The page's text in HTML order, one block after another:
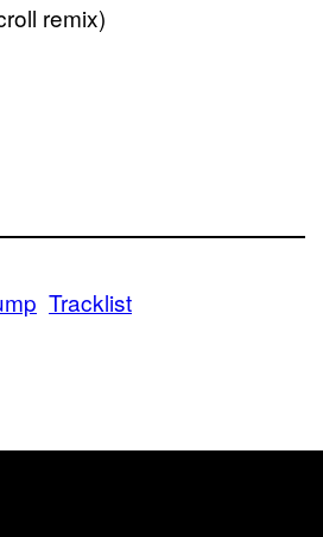
remix)
Tracklist